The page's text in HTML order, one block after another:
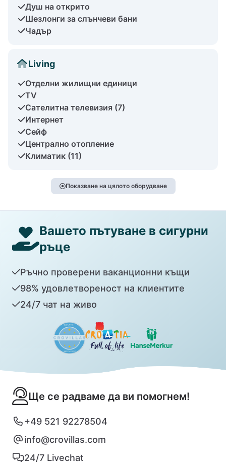
Душ на открито
Шезлонги за слънчеви бани
Чадър
Living
Отделни жилищни единици
TV
Сателитна телевизия (7)
Интернет
Сейф
Централно отопление
Климатик (11)
Показване на цялото оборудване
Вашето пътуване в сигурни
ръце
Ръчно проверени ваканционни къщи
98% удовлетвореност на клиентите
24/7 чат на живо
Ще се радваме да ви помогнем!
+49 521 92278504
info@crovillas.com
24/7 Livechat